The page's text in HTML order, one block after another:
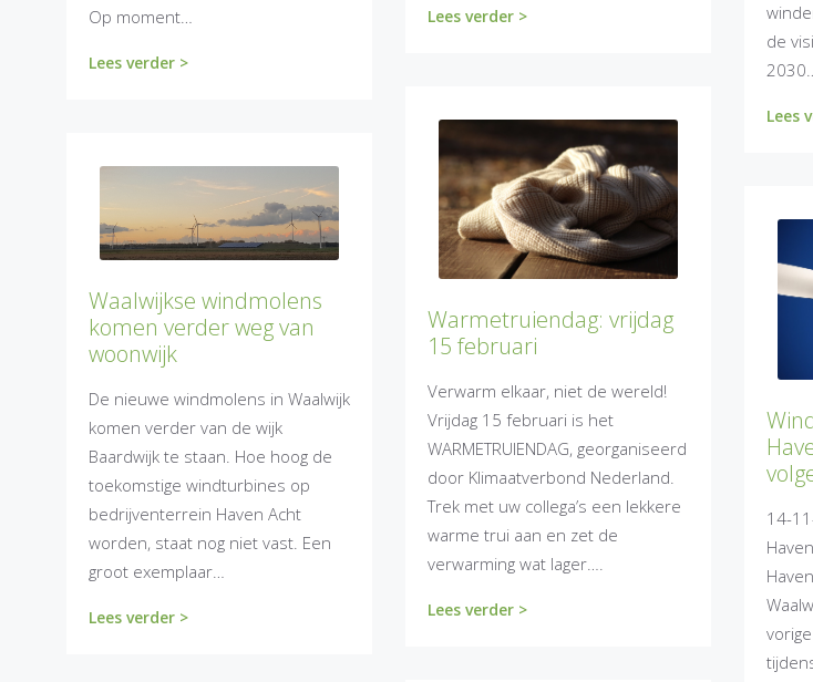
Op moment…
Lees verder >
Lees verder >
de
Lees
Warmetruiendag: vrijdag
15 februari
Verwarm elkaar, niet de wereld!
Vrijdag 15 februari is het
WARMETRUIENDAG, georganiseerd
door Klimaatverbond Nederland.
Trek met uw collega’s een lekkere
warme trui aan en zet de
verwarming wat lager….
Lees verder >
Waalwijkse windmolens
komen verder weg van
woonwijk
De nieuwe windmolens in Waalwijk
komen verder van de wijk
Baardwijk te staan. Hoe hoog de
toekomstige windturbines op
bedrijventerrein Haven Acht
worden, staat nog niet vast. Een
groot exemplaar…
Lees verder >
14-